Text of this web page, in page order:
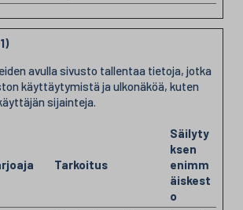
avulla sivusto tallentaa tietoja, jotka
käyttäytymistä ja ulkonäköä, kuten
sijainteja.
Tarkoitus
Säilyty
ksen
enimm
äiskest
o